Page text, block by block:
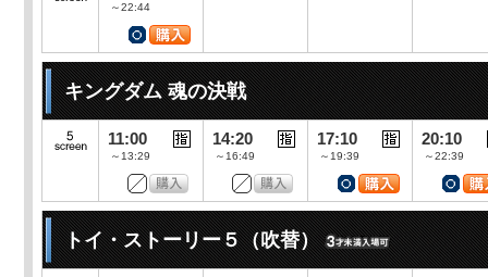
～22:44
キングダム 魂の決戦
11:00
～13:29
14:20
～16:49
17:10
～19:39
20:10
～22:39
トイ・ストーリー５（吹替）